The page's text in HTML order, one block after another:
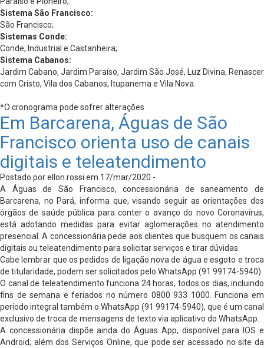
Sistema São Francisco:
São Francisco;
Sistemas Conde:
Conde, Industrial e Castanheira;
Sistema Cabanos:
Jardim Cabano, Jardim Paraíso, Jardim São José, Luz Divina, Renascer
com Cristo, Vila dos Cabanos, Itupanema e Vila Nova.
*O cronograma pode sofrer alterações
Em Barcarena, Águas de São
Francisco orienta uso de canais
digitais e teleatendimento
Postado por ellon.rossi em 17/mar/2020 -
A Águas de São Francisco, concessionária de saneamento de
Barcarena, no Pará, informa que, visando seguir as orientações dos
órgãos de saúde pública para conter o avanço do novo Coronavírus,
está adotando medidas para evitar aglomerações no atendimento
presencial. A concessionária pede aos clientes que busquem os canais
digitais ou teleatendimento para solicitar serviços e tirar dúvidas.
Cabe lembrar que os pedidos de ligação nova de água e esgoto e troca
de titularidade, podem ser solicitados pelo WhatsApp (91 99174-5940)
O canal de teleatendimento funciona 24 horas, todos os dias, incluindo
fins de semana e feriados no número 0800 933 1000. Funciona em
período integral também o WhatsApp (91 99174-5940), que é um canal
exclusivo de troca de mensagens de texto via aplicativo do WhatsApp.
A concessionária dispõe ainda do Águas App, disponível para IOS e
Android; além dos Serviços Online, que pode ser acessado no site da